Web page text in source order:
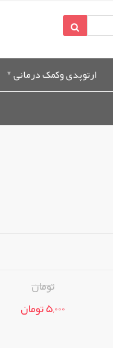
ارتوپدی وکمک درمانی
تومان
5,000 تومان